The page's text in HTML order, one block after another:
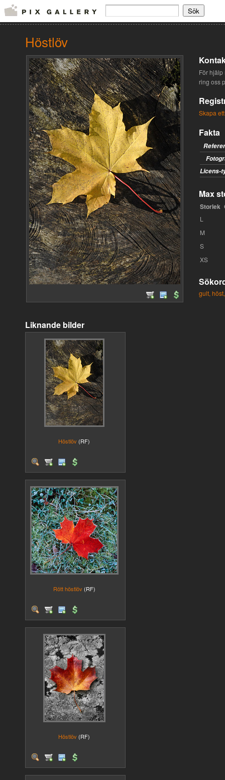
Höstlöv
För
ring oss
Skapa
Fakta
Licens-
Max
Storlek
L
M
S
XS
gult, höst,
Liknande bilder
Höstlöv (RF)
Rött höstlöv (RF)
Höstlöv (RF)